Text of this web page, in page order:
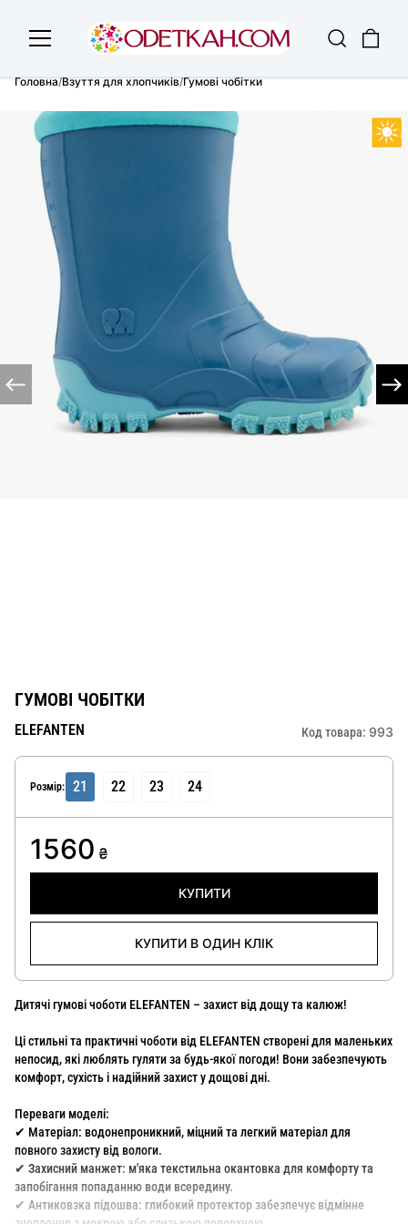
Головна/Взуття для хлопчиків/Гумові чобітки
ГУМОВІ ЧОБІТКИ
ELEFANTEN Код товара: 993
Розмір: 21 22 23 24
1560 ₴
КУПИТИ
КУПИТИ В ОДИН КЛІК
Дитячі гумові чоботи ELEFANTEN – захист від дощу та калюж!
Ці стильні та практичні чоботи від ELEFANTEN створені для маленьких
непосид, які люблять гуляти за будь-якої погоди! Вони забезпечують
комфорт, сухість і надійний захист у дощові дні.
Переваги моделі:
✔ Матеріал: водонепроникний, міцний та легкий матеріал для
повного захисту від вологи.
✔ Захисний манжет: м'яка текстильна окантовка для комфорту та
запобігання попаданню води всередину.
✔ Антиковзка підошва: глибокий протектор забезпечує відмінне